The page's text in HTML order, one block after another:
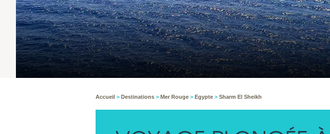
Accueil > Destinations > Mer Rouge > Egypte > Sharm El Sheikh